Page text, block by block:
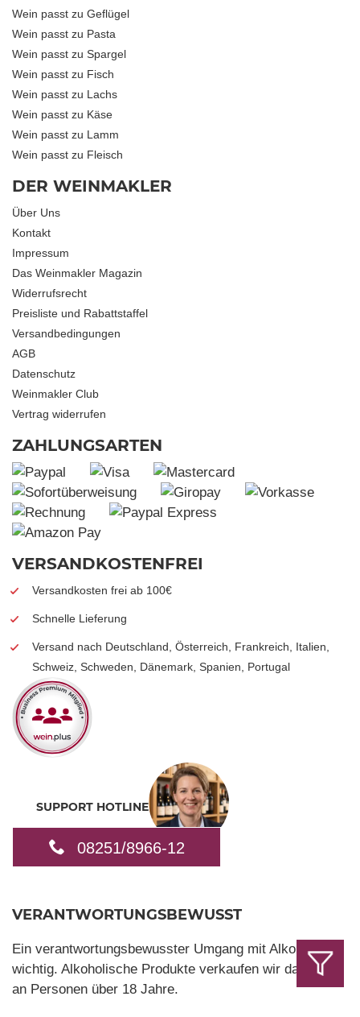
Wein passt zu Geflügel
Wein passt zu Pasta
Wein passt zu Spargel
Wein passt zu Fisch
Wein passt zu Lachs
Wein passt zu Käse
Wein passt zu Lamm
Wein passt zu Fleisch
DER WEINMAKLER
Über Uns
Kontakt
Impressum
Das Weinmakler Magazin
Widerrufsrecht
Preisliste und Rabattstaffel
Versandbedingungen
AGB
Datenschutz
Weinmakler Club
Vertrag widerrufen
ZAHLUNGSARTEN
VERSANDKOSTENFREI
Versandkosten frei ab 100€
Schnelle Lieferung
Versand nach Deutschland, Österreich, Frankreich, Italien,
Schweiz, Schweden, Dänemark, Spanien, Portugal
SUPPORT HOTLINE
08251/8966-12
VERANTWORTUNGSBEWUSST
Ein verantwortungsbewusster Umgang mit Alkohol ist
wichtig. Alkoholische Produkte verkaufen wir daher nur
an Personen über 18 Jahre.